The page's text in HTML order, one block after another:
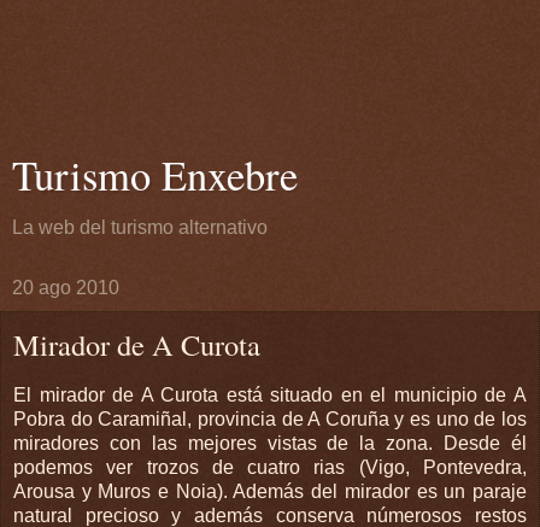
Turismo Enxebre
La web del turismo alternativo
20 ago 2010
Mirador de A Curota
El mirador de A Curota está situado en el municipio de A
Pobra do Caramiñal, provincia de A Coruña y es uno de los
miradores con las mejores vistas de la zona. Desde él
podemos ver trozos de cuatro rias (Vigo, Pontevedra,
Arousa y Muros e Noia). Además del mirador es un paraje
natural precioso y además conserva númerosos restos